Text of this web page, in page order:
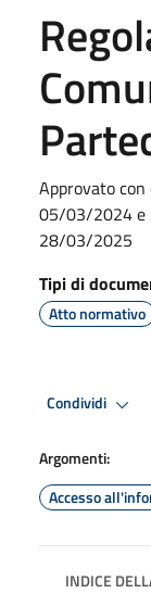
Approvato con
05/03/2024 e
28/03/2025
Tipi di
Atto normativo
Condividi
Argomenti:
Accesso
INDICE